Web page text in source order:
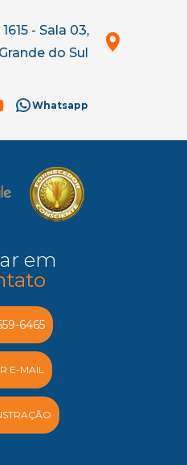
- Sala 03,
do Sul
Whatsapp
em
6465
E-MAIL